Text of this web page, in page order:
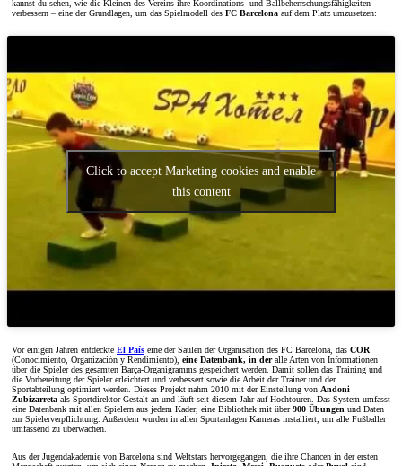
kannst du sehen, wie die Kleinen des Vereins ihre Koordinations- und Ballbeherrschungsfähigkeiten
verbessern – eine der Grundlagen, um das Spielmodell des FC Barcelona auf dem Platz umzusetzen:
Click to accept Marketing cookies and enable
this content
Vor einigen Jahren entdeckte El País eine der Säulen der Organisation des FC Barcelona, das COR
(Conocimiento, Organización y Rendimiento), eine Datenbank, in deralle Arten von Informationen
über die Spieler des gesamten Barça-Organigramms gespeichert werden. Damit sollen das Training und
die Vorbereitung der Spieler erleichtert und verbessert sowie die Arbeit der Trainer und der
Sportabteilung optimiert werden. Dieses Projekt nahm 2010 mit der Einstellung von Andoni
Zubizarreta als Sportdirektor Gestalt an und läuft seit diesem Jahr auf Hochtouren. Das System umfasst
eine Datenbank mit allen Spielern aus jedem Kader, eine Bibliothek mit über900 Übungen und Daten
zur Spielerverpflichtung. Außerdem wurden in allen Sportanlagen Kameras installiert, um alle Fußballer
umfassend zu überwachen.
Aus der Jugendakademie von Barcelona sind Weltstars hervorgegangen, die ihre Chancen in der ersten